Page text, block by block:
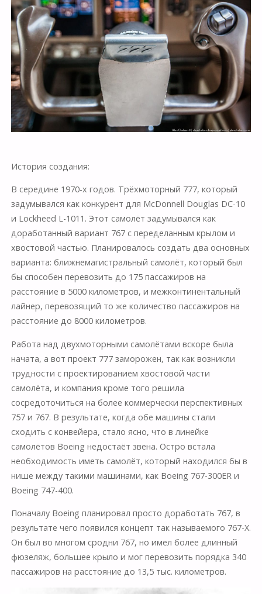
История создания:
В середине 1970-х годов. Трёхмоторный 777, который
задумывался как конкурент для McDonnell Douglas DC-10
и Lockheed L-1011. Этот самолёт задумывался как
доработанный вариант 767 с переделанным крылом и
хвостовой частью. Планировалось создать два основных
варианта: ближнемагистральный самолёт, который был
бы способен перевозить до 175 пассажиров на
расстояние в 5000 километров, и межконтинентальный
лайнер, перевозящий то же количество пассажиров на
расстояние до 8000 километров.
Работа над двухмоторными самолётами вскоре была
начата, а вот проект 777 заморожен, так как возникли
трудности с проектированием хвостовой части
самолёта, и компания кроме того решила
сосредоточиться на более коммерчески перспективных
757 и 767. В результате, когда обе машины стали
сходить с конвейера, стало ясно, что в линейке
самолётов Boeing недостаёт звена. Остро встала
необходимость иметь самолёт, который находился бы в
нише между такими машинами, как Boeing 767-300ER и
Boeing 747-400.
Поначалу Boeing планировал просто доработать 767, в
результате чего появился концепт так называемого 767-X.
Он был во многом сродни 767, но имел более длинный
фюзеляж, большее крыло и мог перевозить порядка 340
пассажиров на расстояние до 13,5 тыс. километров.